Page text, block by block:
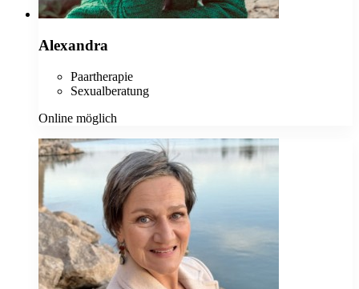
Alexandra
Paartherapie
Sexualberatung
Online möglich